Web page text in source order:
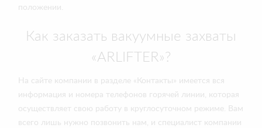
положении.
Как заказать вакуумные захваты
«ARLIFTER»?
На сайте компании в разделе «Контакты» имеется вся
информация и номера телефонов горячей линии, которая
осуществляет свою работу в круглосуточном режиме. Вам
всего лишь нужно позвонить нам, и специалист компании